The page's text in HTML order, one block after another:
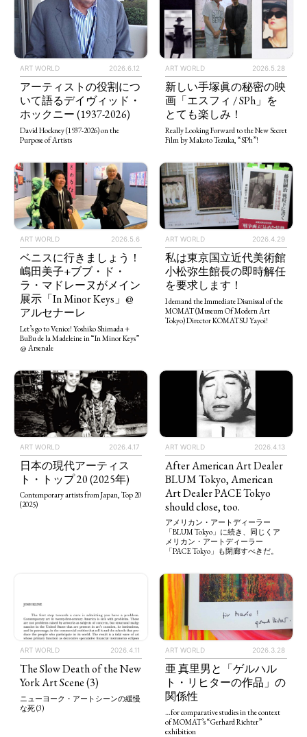
ART WORLD 2026.6.12
アーティストの役割につ
いて語るデイヴィッド・
ホックニー (1937-2026)
David Hockney (1937-2026) on the
Purpose of Artists
ART WORLD 2026.5.28
新しい手塚眞の秘密の映
画「エスフィ / SPh」を
とても楽しみ！
Really Looking Forward to the New Secret
Film by Makoto Tezuka, “SPh”!
ART WORLD 2026.5.6
ベニスに行きましょう！
嶋田美子+ブブ・ド・
ラ・マドレーヌがメイン
展示「In Minor Keys」@
アルセナーレ
Let’s go to Venice! Yoshiko Shimada +
BuBu de la Madeleine in “In Minor Keys”
@ Arsenale
ART WORLD 2026.4.29
私は東京国立近代美術館
小松弥生館長の即時解任
を要求します！
I demand the Immediate Dismissal of the
MOMAT (Museum Of Modern Art
Tokyo) Director KOMATSU Yayoi!
ART WORLD 2026.4.17
日本の現代アーティス
ト・トップ 20 (2025年)
Contemporary artists from Japan, Top 20
(2025)
ART WORLD 2026.4.13
After American Art Dealer
BLUM Tokyo, American
Art Dealer PACE Tokyo
should close, too.
アメリカン・アートディーラー
「BLUM Tokyo」に続き、同じくア
メリカン・アートディーラー
「PACE Tokyo」も閉廊すべきだ。
ART WORLD 2026.4.11
The Slow Death of the New
York Art Scene (3)
ニューヨーク・アートシーンの緩慢
な死 (3)
ART WORLD 2026.3.28
亜 真里男と「ゲルハル
ト・リヒターの作品」の
関係性
…for comparative studies in the context
of MOMAT’s “Gerhard Richter”
exhibition